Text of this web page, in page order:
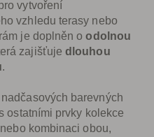
vytvoření
vzhledu terasy nebo
je doplněn oodolnou
zajišťujedlouhou
.
barevných
ostatními prvky kolekce
kombinaci obou,